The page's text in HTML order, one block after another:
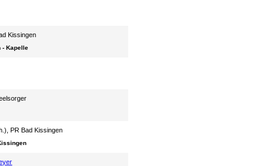
Kissingen
- Kapelle
PR Bad Kissingen